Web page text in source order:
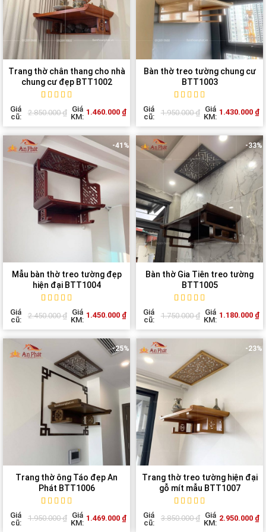
Trang thờ chân thang cho nhà
chung cư đẹp BTT1002
5 out of
5 based on
Giá
cũ:
2.850.000₫
Giá
KM:
1.460.000 ₫
Bàn thờ treo tường chung cư
BTT1003
5 out of
5 based on
Giá
cũ:
1.950.000₫
Giá
KM:
1.430.000 ₫
-41%
Mẫu bàn thờ treo tường đẹp
hiện đại BTT1004
5 out of
5 based on
Giá
cũ:
2.450.000₫
Giá
KM:
1.450.000 ₫
-33%
Bàn thờ Gia Tiên treo tường
BTT1005
5 out of
5 based on
Giá
cũ:
1.750.000₫
Giá
KM:
1.180.000 ₫
-25%
Trang thờ ông Táo đẹp An
Phát BTT1006
5 out of
5 based on
Giá
cũ:
1.950.000₫
Giá
KM:
1.469.000 ₫
-23%
Trang thờ treo tường hiện đại
gỗ mít mẫu BTT1007
5 out of
5 based on
Giá
cũ:
3.850.000₫
Giá
KM:
2.950.000 ₫